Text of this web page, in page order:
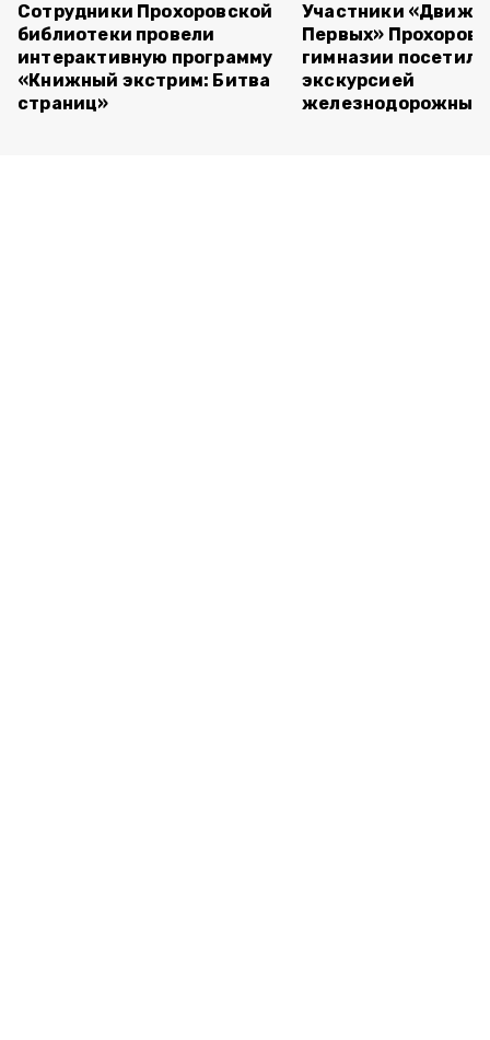
Сотрудники Прохоровской
библиотеки провели
интерактивную программу
«Книжный экстрим: Битва
страниц»
Участники
Первых»
гимназии
экскурсией
железнодорожный